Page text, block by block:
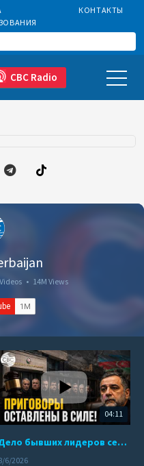
КОНТАКТЫ
CBC Radio
• 14M Views
04:11
Дело бывших лидеров сепаратистского режима в Карабахе
6/2026